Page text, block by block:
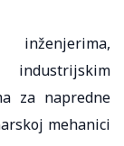
za napredne
mehanici